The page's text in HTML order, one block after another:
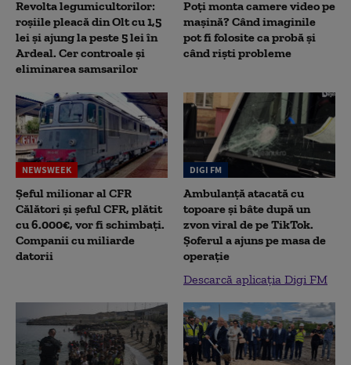
Revolta legumicultorilor:
roșiile pleacă din Olt cu 1,5
lei și ajung la peste 5 lei în
Ardeal. Cer controale și
eliminarea samsarilor
Poți monta camere video pe
mașină? Când imaginile
pot fi folosite ca probă și
când riști probleme
NEWSWEEK
Șeful milionar al CFR
Călători și șeful CFR, plătit
cu 6.000€, vor fi schimbați.
Companii cu miliarde
datorii
DIGI FM
Ambulanță atacată cu
topoare și bâte după un
zvon viral de pe TikTok.
Șoferul a ajuns pe masa de
operație
Descarcă aplicația Digi FM